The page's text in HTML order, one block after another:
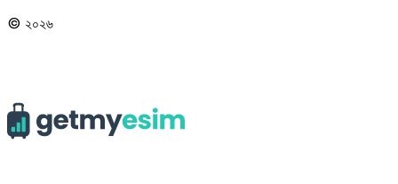
© ২০২৬